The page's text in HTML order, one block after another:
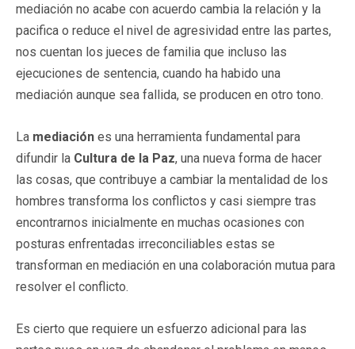
mediación no acabe con acuerdo cambia la relación y la
pacifica o reduce el nivel de agresividad entre las partes,
nos cuentan los jueces de familia que incluso las
ejecuciones de sentencia, cuando ha habido una
mediación aunque sea fallida, se producen en otro tono.
La mediación es una herramienta fundamental para
difundir la Cultura de la Paz, una nueva forma de hacer
las cosas, que contribuye a cambiar la mentalidad de los
hombres transforma los conflictos y casi siempre tras
encontrarnos inicialmente en muchas ocasiones con
posturas enfrentadas irreconciliables estas se
transforman en mediación en una colaboración mutua para
resolver el conflicto.
Es cierto que requiere un esfuerzo adicional para las